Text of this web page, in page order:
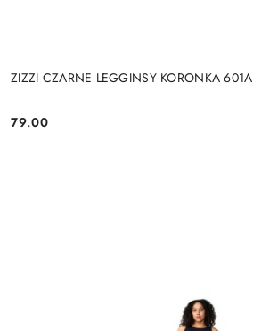
ZIZZI CZARNE LEGGINSY KORONKA 601A
Cena:
79.00